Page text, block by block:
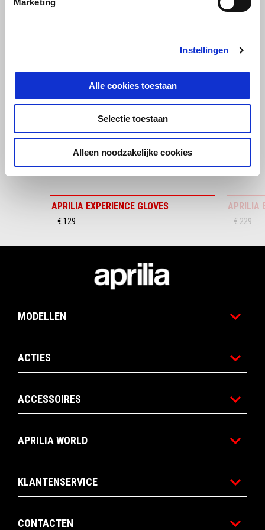
Instellingen
Alle cookies toestaan
Selectie toestaan
Alleen noodzakelijke cookies
Vorige
APRILIA EXPERIENCE GLOVES
€ 129
APRILIA
€ 229
Item
MODELLEN
ACTIES
ACCESSOIRES
APRILIA WORLD
KLANTENSERVICE
CONTACTEN